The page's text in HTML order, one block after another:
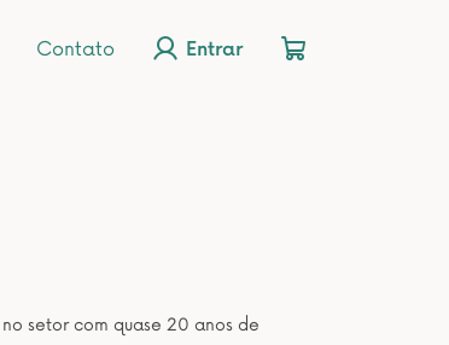
Contato Entrar
setor com quase 20 anos de